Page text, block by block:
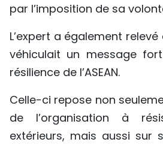
par l’imposition de sa
L’expert a également
véhiculait un message
résilience de l’ASEAN.
Celle-ci repose non
de l’organisation à
extérieurs, mais aussi sur